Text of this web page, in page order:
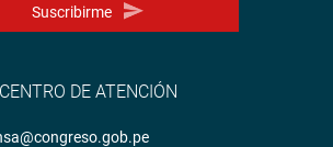
Suscribirme
CENTRO DE ATENCIÓN